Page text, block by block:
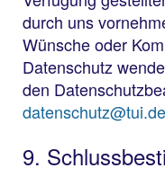
durch uns
Wünsche oder
Datenschutz
den
datenschutz@tui.de
9.